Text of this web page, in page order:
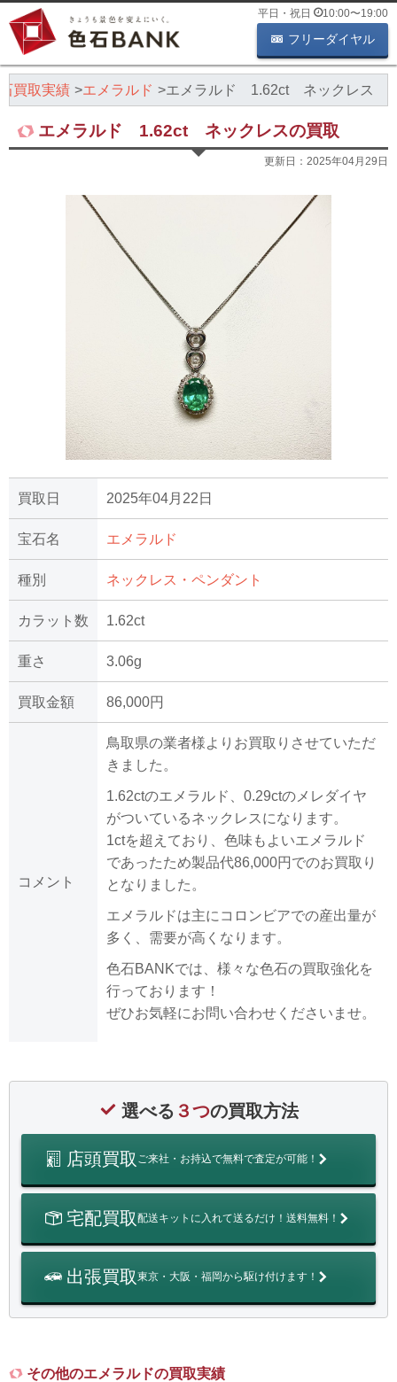
平日・祝日 10:00〜19:00
フリーダイヤル
買取実績 エメラルド エメラルド 1.62ct ネックレス
エメラルド 1.62ct ネックレスの買取
更新日： 2025年04月29日
買取日 2025年04月22日
宝石名 エメラルド
種別 ネックレス・ペンダント
カラット数 1.62ct
重さ 3.06g
買取金額 86,000円
コメント
鳥取県の業者様よりお買取りさせていただ
きました。
1.62ctのエメラルド、0.29ctのメレダイヤ
がついているネックレスになります。
1ctを超えており、色味もよいエメラルド
であったため製品代86,000円でのお買取り
となりました。
エメラルドは主にコロンビアでの産出量が
多く、需要が高くなります。
色石BANKでは、様々な色石の買取強化を
行っております！
ぜひお気軽にお問い合わせくださいませ。
選べる ３つの買取方法
店頭買取 ご来社・お持込で無料で査定が可能！
宅配買取配送キットに入れて送るだけ！送料無料！
出張買取東京・大阪・福岡から駆け付けます！
その他のエメラルドの買取実績